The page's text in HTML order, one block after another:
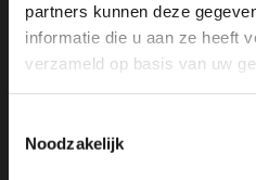
partners kunnen deze
informatie die u aan ze heeft
verzameld op basis van uw
Noodzakelijk
+31 6 42
+31 6 42